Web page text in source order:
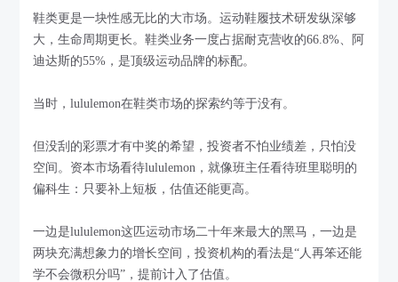
鞋类更是一块性感无比的大市场。运动鞋履技术研发纵深够
大，生命周期更长。鞋类业务一度占据耐克营收的66.8%、阿
迪达斯的55%，是顶级运动品牌的标配。
当时，lululemon在鞋类市场的探索约等于没有。
但没刮的彩票才有中奖的希望，投资者不怕业绩差，只怕没
空间。资本市场看待lululemon，就像班主任看待班里聪明的
偏科生：只要补上短板，估值还能更高。
一边是lululemon这匹运动市场二十年来最大的黑马，一边是
两块充满想象力的增长空间，投资机构的看法是“人再笨还能
学不会微积分吗”，提前计入了估值。